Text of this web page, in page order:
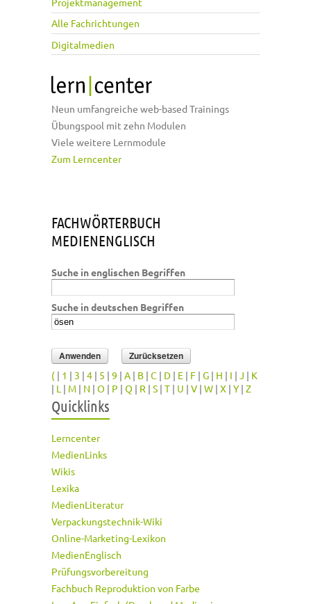
Alle Fachrichtungen
Digitalmedien
Neun umfangreiche web-based Trainings
Übungspool mit zehn Modulen
Viele weitere Lernmodule
Zum Lerncenter
FACHWÖRTERBUCH
MEDIENENGLISCH
Suche in englischen Begriffen
Suche in deutschen Begriffen
( | 1 | 3 | 4 | 5 | 9 | A | B | C | D | E | F | G | H | I | J | K
| L | M | N | O | P | Q | R | S | T | U | V | W | X | Y | Z
Quicklinks
Lerncenter
MedienLinks
Wikis
Lexika
MedienLiteratur
Verpackungstechnik-Wiki
Online-Marketing-Lexikon
MedienEnglisch
Prüfungsvorbereitung
Fachbuch Reproduktion von Farbe